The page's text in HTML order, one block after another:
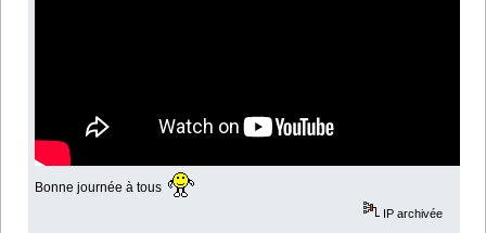
Bonne journée à tous
IP archivée